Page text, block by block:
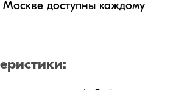
доступны каждому